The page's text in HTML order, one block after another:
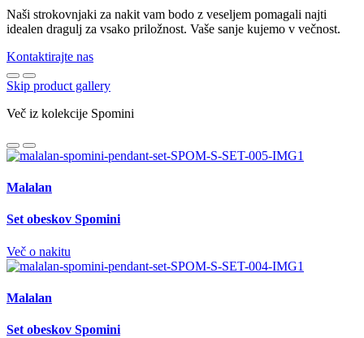
Naši strokovnjaki za nakit vam bodo z veseljem pomagali najti
idealen dragulj za vsako priložnost. Vaše sanje kujemo v večnost.
Kontaktirajte nas
Skip product gallery
Več iz kolekcije Spomini
Malalan
Set obeskov Spomini
Več o nakitu
Malalan
Set obeskov Spomini